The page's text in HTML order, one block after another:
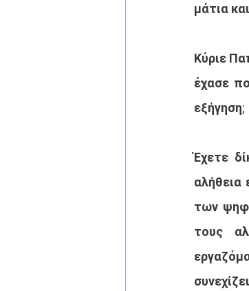
μάτια
Κύριε
έχασε
εξήγηση;
Έχετε
αλήθεια
των
τους